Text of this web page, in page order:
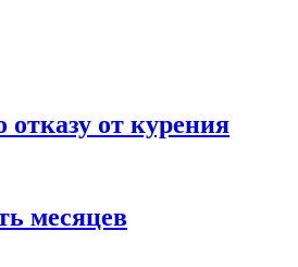
от курения
месяцев